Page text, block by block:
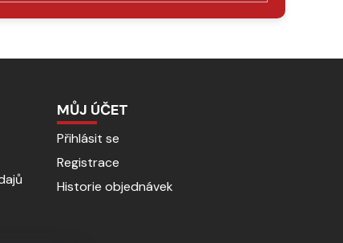
MŮJ ÚČET
Přihlásit se
Registrace
Historie objednávek